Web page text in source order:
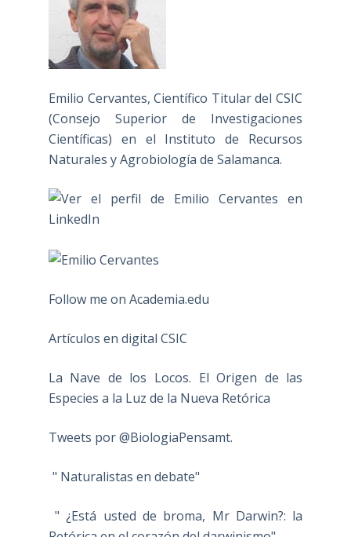
Emilio Cervantes, Científico Titular del CSIC
(Consejo Superior de Investigaciones
Científicas) en el Instituto de Recursos
Naturales y Agrobiología de Salamanca.
Follow me on Academia.edu
Artículos en digital CSIC
La Nave de los Locos. El Origen de las
Especies a la Luz de la Nueva Retórica
Tweets por @BiologiaPensamt.
" Naturalistas en debate"
" ¿Está usted de broma, Mr Darwin?: la